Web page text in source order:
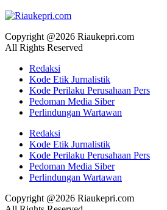
Copyright @2026 Riaukepri.com
All Rights Reserved
Redaksi
Kode Etik Jurnalistik
Kode Perilaku Perusahaan Pers
Pedoman Media Siber
Perlindungan Wartawan
Redaksi
Kode Etik Jurnalistik
Kode Perilaku Perusahaan Pers
Pedoman Media Siber
Perlindungan Wartawan
Copyright @2026 Riaukepri.com